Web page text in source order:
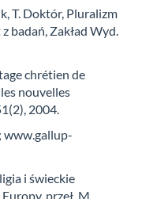
T. Doktór, Pluralizm
badań, Zakład Wyd.
chrétien de
nouvelles
2004.
www.gallup-
i świeckie
przeł. M.